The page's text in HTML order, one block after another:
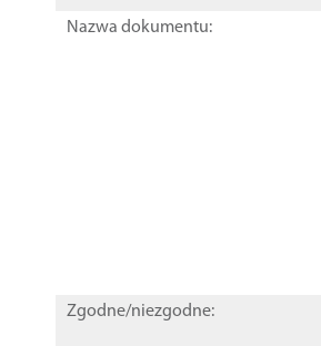
Nazwa dokumentu:
Zgodne/niezgodne: